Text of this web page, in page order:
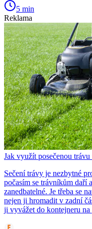
5 min
Reklama
Jak využít posečenou
Sečení trávy je nezbytné
počasím se trávníkům daří
zanedbatelné. Je třeba se
nejen ji hromadit v zadní
ji vyvážet do kontejneru na